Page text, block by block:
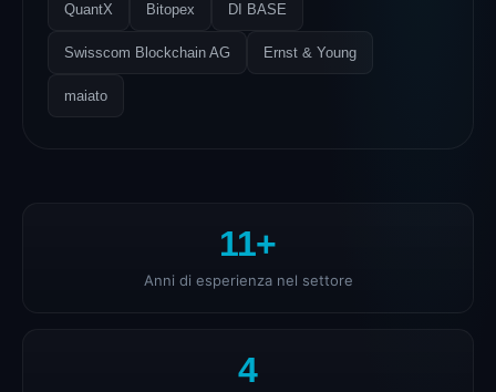
QuantX Bitopex DI BASE
Swisscom Blockchain AG Ernst & Young
maiato
11+
Anni di esperienza nel settore
4